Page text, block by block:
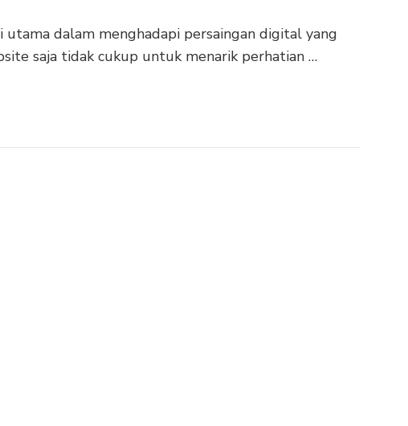
dalam menghadapi persaingan digital yang
saja tidak cukup untuk menarik perhatian …